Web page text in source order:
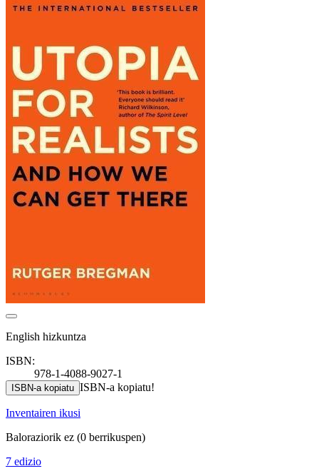
English hizkuntza
ISBN:
978-1-4088-9027-1
ISBN-a kopiatu ISBN-a kopiatu!
Inventairen ikusi
Baloraziorik ez (0 berrikuspen)
7 edizio